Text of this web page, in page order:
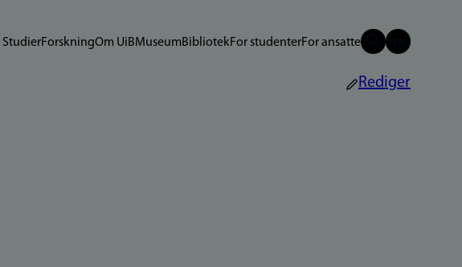
StudierForskningOm UiBMuseumBibliotekFor studenterFor ansatte
Rediger